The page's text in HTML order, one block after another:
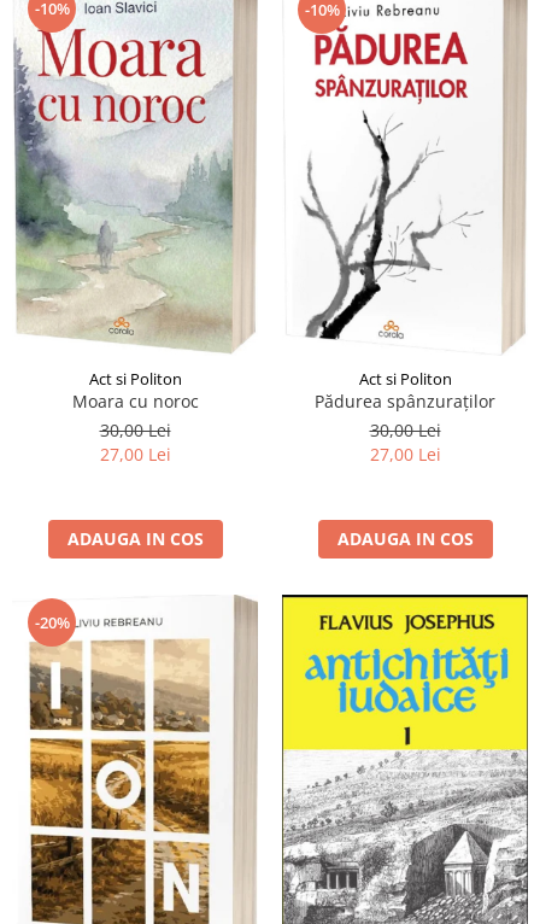
-10%
Act si Politon
Moara cu noroc
30,00 Lei
27,00 Lei
ADAUGA IN COS
-10%
Act si Politon
Pădurea spânzuraților
30,00 Lei
27,00 Lei
ADAUGA IN COS
-20%